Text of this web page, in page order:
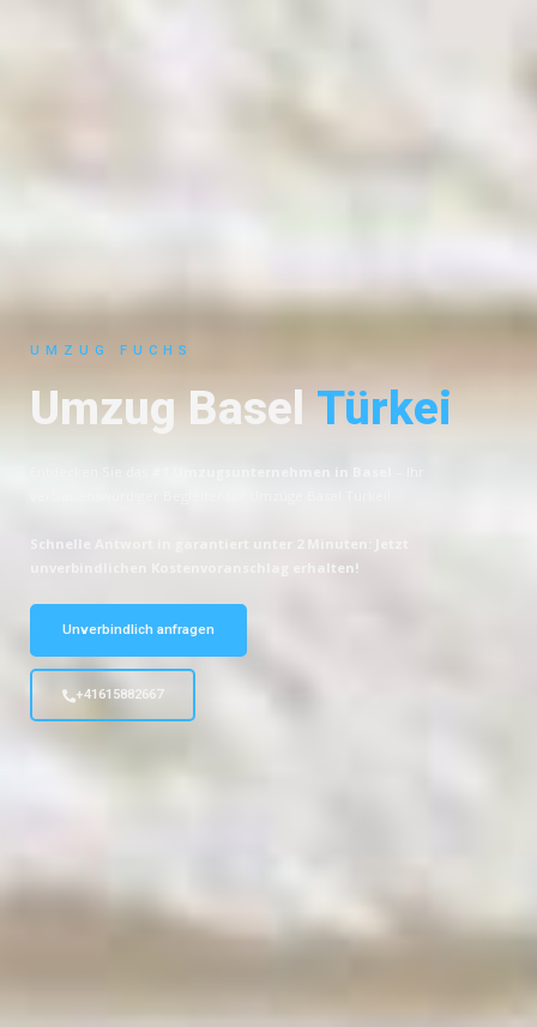
UMZUG FUCHS
Umzug BaselTürkei
#1 Umzugsunternehmen in Basel
Schnelle Antwort in garantiert unter 2 Minuten: Jetzt
unverbindlichen Kostenvoranschlag erhalten!
Unverbindlich anfragen
+41615882667